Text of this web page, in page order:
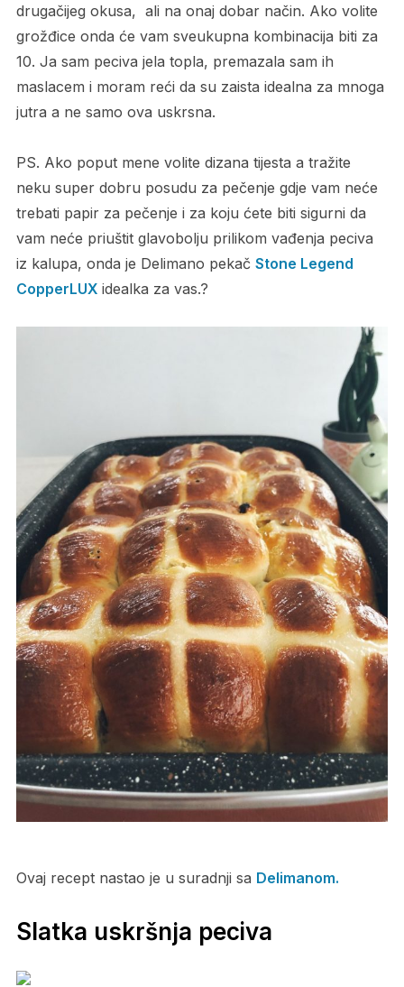
drugačijeg okusa, ali na onaj dobar način. Ako volite
grožđice onda će vam sveukupna kombinacija biti za
10. Ja sam peciva jela topla, premazala sam ih
maslacem i moram reći da su zaista idealna za mnoga
jutra a ne samo ova uskrsna.
PS. Ako poput mene volite dizana tijesta a tražite
neku super dobru posudu za pečenje gdje vam neće
trebati papir za pečenje i za koju ćete biti sigurni da
vam neće priuštit glavobolju prilikom vađenja peciva
iz kalupa, onda je Delimano pekač Stone Legend
CopperLUX idealka za vas.?
Ovaj recept nastao je u suradnji sa Delimanom.
Slatka uskršnja peciva